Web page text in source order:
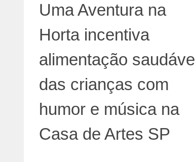
Uma Aventura na
Horta incentiva
alimentação
das crianças com
humor e música na
Casa de Artes SP